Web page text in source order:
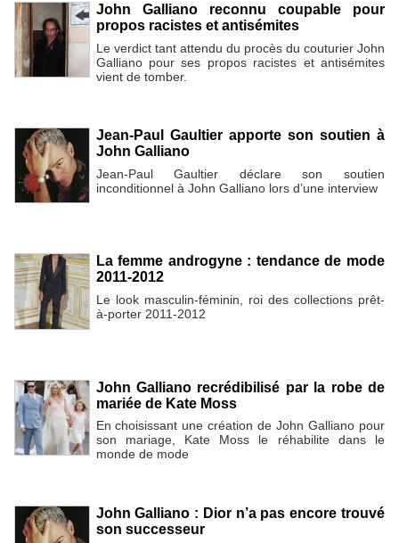
John Galliano reconnu coupable pour
propos racistes et antisémites
Le verdict tant attendu du procès du couturier John
Galliano pour ses propos racistes et antisémites
vient de tomber.
Jean-Paul Gaultier apporte son soutien à
John Galliano
Jean-Paul Gaultier déclare son soutien
inconditionnel à John Galliano lors d’une interview
La femme androgyne : tendance de mode
2011-2012
Le look masculin-féminin, roi des collections prêt-
à-porter 2011-2012
John Galliano recrédibilisé par la robe de
mariée de Kate Moss
En choisissant une création de John Galliano pour
son mariage, Kate Moss le réhabilite dans le
monde de mode
John Galliano : Dior n’a pas encore trouvé
son successeur